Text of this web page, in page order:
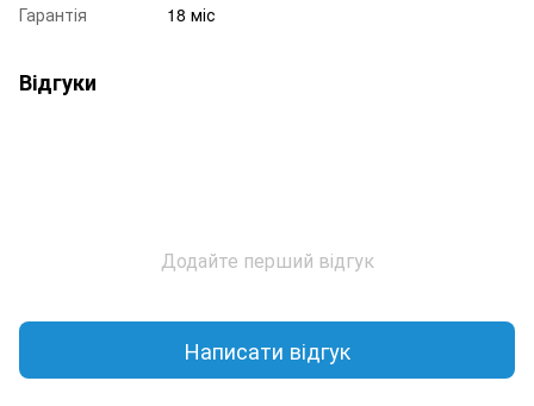
Гарантія
18 міс
Відгуки
Додайте перший відгук
Написати відгук